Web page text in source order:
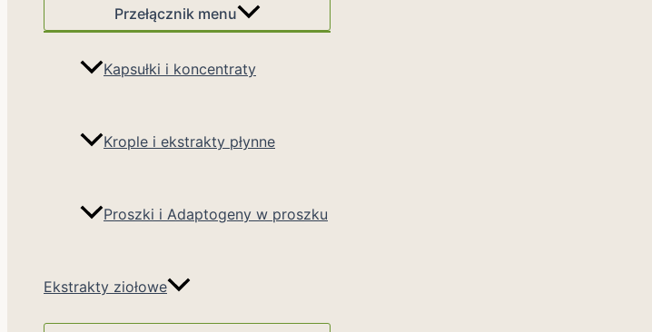
Przełącznik menu
Kapsułki i koncentraty
Krople i ekstrakty płynne
Proszki i Adaptogeny w proszku
Ekstrakty ziołowe